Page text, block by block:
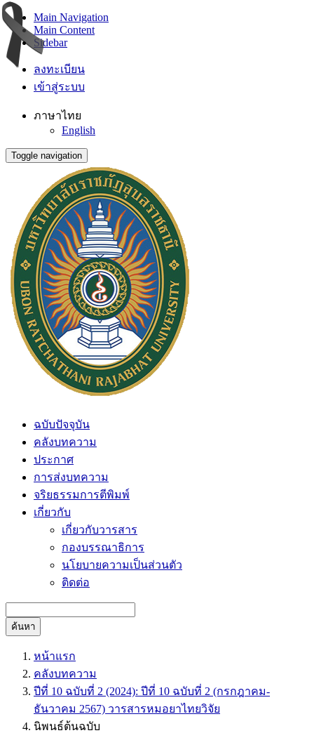
Main Navigation
Main Content
Sidebar
ลงทะเบียน
เข้าสู่ระบบ
ภาษาไทย
English
Toggle navigation
ฉบับปัจจุบัน
คลังบทความ
ประกาศ
การส่งบทความ
จริยธรรมการตีพิมพ์
เกี่ยวกับ
เกี่ยวกับวารสาร
กองบรรณาธิการ
นโยบายความเป็นส่วนตัว
ติดต่อ
ค้นหา
หน้าแรก
คลังบทความ
ปีที่ 10 ฉบับที่ 2 (2024): ปีที่ 10 ฉบับที่ 2 (กรกฎาคม-
ธันวาคม 2567) วารสารหมอยาไทยวิจัย
นิพนธ์ต้นฉบับ